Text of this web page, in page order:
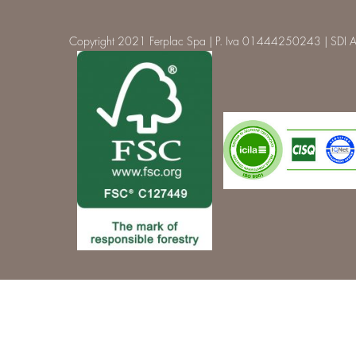
Copyright 2021 Ferplac Spa | P. Iva 01444250243 | SDI